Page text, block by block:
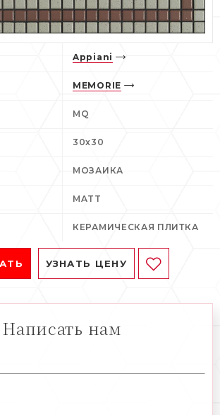
Appiani
MEMORIE
MQ
30x30
МОЗАИКА
MATT
КЕРАМИЧЕСКАЯ ПЛИТКА
УЗНАТЬ ЦЕНУ
Написать нам